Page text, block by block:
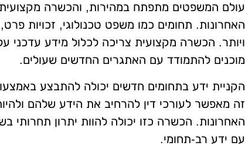
עולם המשפטים מתפתח במהירות, והכשרה
האחרונות. תחומים כמו משפט טכנולוגי, זכויות
ויותר. הכשרה מקצועית צריכה לכלול מידע עדכני
מוכנים להתמודד עם האתגרים החדשים שעולים.
הקניית ידע בתחומים חדשים יכולה להתבצע
זה מאפשר לעורכי דין להרחיב את הידע שלהם
האחרונות. הכשרה כזו יכולה להוות יתרון תחרותי
עם ידע רב-תחומי.